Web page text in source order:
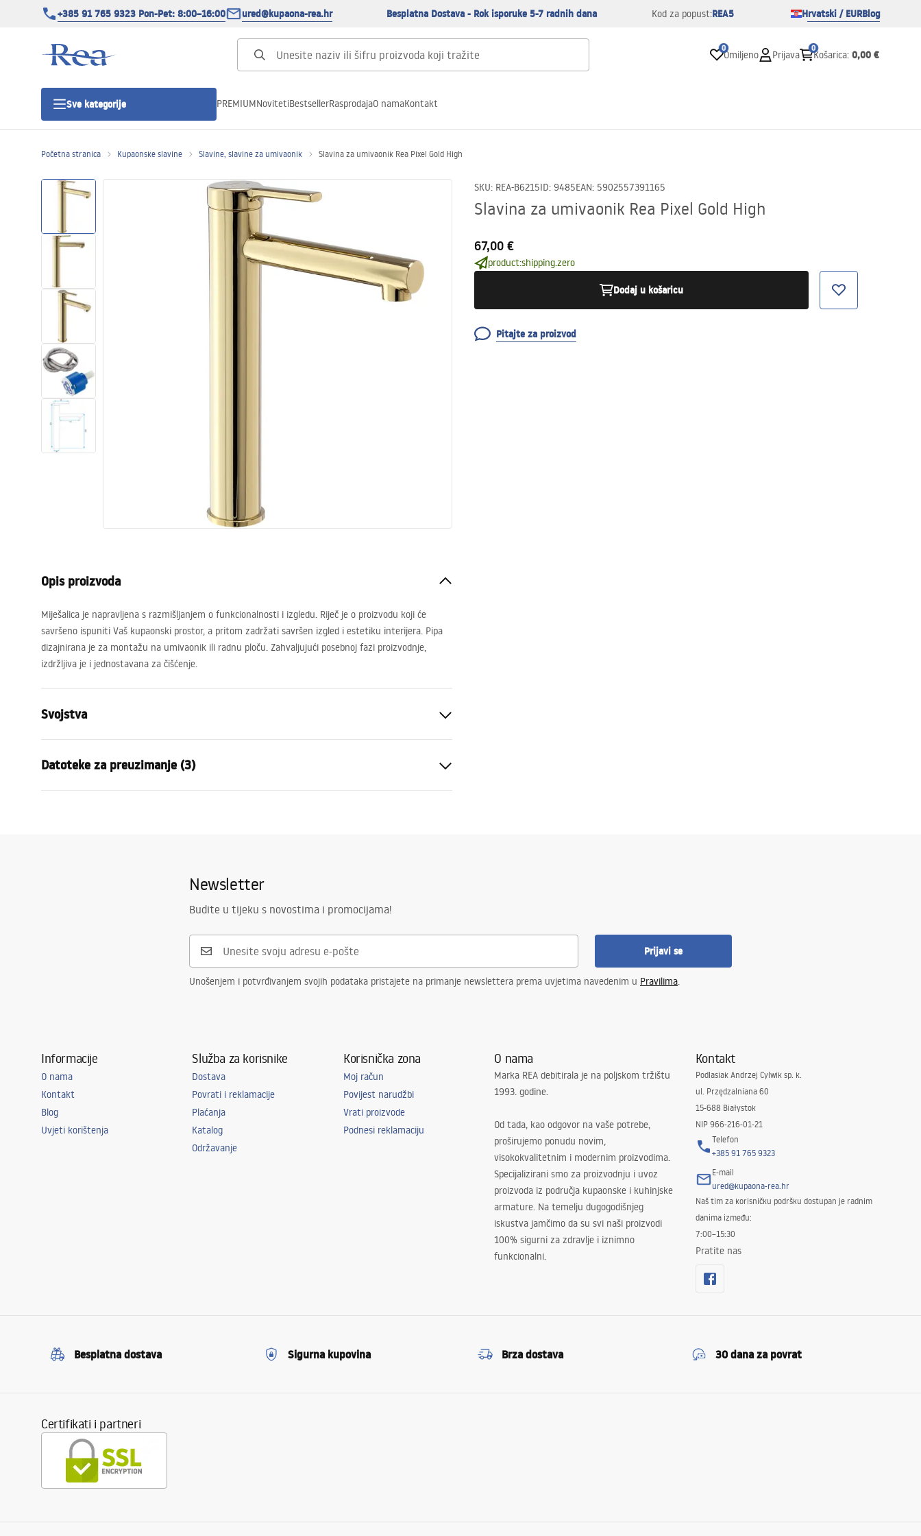
+385 91 765 9323 Pon-Pet: 8:00–16:00 ured@kupaona-rea.hr Besplatna Dostava - Rok isporuke 5-7 radnih dana Kod za popust:REA5 Hrvatski / EURBlog
0
Omiljeno Prijava
0
Košarica: 0,00 €
Sve kategorije
Tuš kade
Tuš Kanalice
Kade i paravani
PREMIUMNovitetiBestsellerRasprodajaO namaKontakt
Početna stranica Kupaonske slavine Slavine, slavine za umivaonik Slavina za umivaonik Rea Pixel Gold High
SKU: REA-B6215ID: 9485EAN: 5902557391165
Slavina za umivaonik Rea Pixel Gold High
67,00 €
product:shipping.zero
Dodaj u košaricu
Pitajte za proizvod
Opis proizvoda
Miješalica je napravljena s razmišljanjem o funkcionalnosti i izgledu. Riječ je o proizvodu koji će
savršeno ispuniti Vaš kupaonski prostor, a pritom zadržati savršen izgled i estetiku interijera. Pipa
dizajnirana je za montažu na umivaonik ili radnu ploču. Zahvaljujući posebnoj fazi proizvodnje,
izdržljiva je i jednostavana za čišćenje.
Svojstva
Način montaže
Boja
Zlatni
275
5 godina
Datoteke za preuzimanje (3)
Safety_Information_Faucets.pdf
Newsletter
Budite u tijeku s novostima i promocijama!
Prijavi se
Unošenjem i potvrđivanjem svojih podataka pristajete na primanje newslettera prema uvjetima navedenim u Pravilima.
Informacije
O nama
Kontakt
Blog
Uvjeti korištenja
Služba za korisnike
Dostava
Povrati i reklamacije
Plaćanja
Katalog
Održavanje
Korisnička zona
Moj račun
Povijest narudžbi
Vrati proizvode
Podnesi reklamaciju
O nama
Marka REA debitirala je na poljskom tržištu
1993. godine.
Od tada, kao odgovor na vaše potrebe,
proširujemo ponudu novim,
visokokvalitetnim i modernim proizvodima.
Specijalizirani smo za proizvodnju i uvoz
proizvoda iz područja kupaonske i kuhinjske
armature. Na temelju dugogodišnjeg
iskustva jamčimo da su svi naši proizvodi
100% sigurni za zdravlje i iznimno
funkcionalni.
Kontakt
Podlasiak Andrzej Cylwik sp. k.
ul. Przędzalniana 60
15-688 Białystok
NIP 966-216-01-21
Telefon
+385 91 765 9323
E-mail
ured@kupaona-rea.hr
Naš tim za korisničku podršku dostupan je radnim
danima između:
7:00–15:30
Pratite nas
Besplatna dostava Sigurna kupovina Brza dostava 30 dana za povrat
Certifikati i partneri